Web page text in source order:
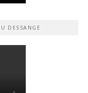
DESSANGE